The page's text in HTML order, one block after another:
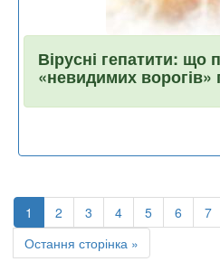
Вірусні гепатити: що
«невидимих ворогів»
Розбивка
на
сторінки
Поточна
сторінка
1 Page
2 Page
3 Page
4 Page
5 Page
6 7
Остання
сторінка
Остання сторінка »